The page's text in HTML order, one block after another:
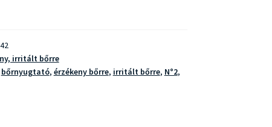
irritált bőrre
bőrnyugtató, érzékeny bőrre, irritált bőrre, N°2,